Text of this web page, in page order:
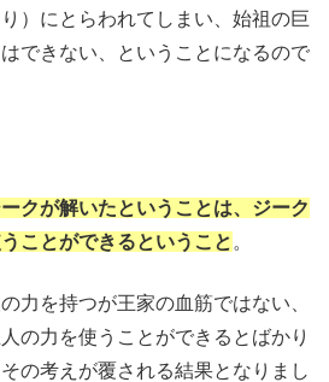
）にとらわれてしまい、始祖の巨
できない、ということになるので
クが解いたということは、ジーク
ことができるということ 。
力を持つが王家の血筋ではない、
の力を使うことができるとばかり
の考えが覆される結果となりまし